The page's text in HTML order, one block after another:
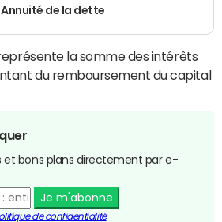
Annuité de la dette
la somme des intérêts
du remboursement du capital
et bons plans directement par e-
Je m'abonne
de confidentialité